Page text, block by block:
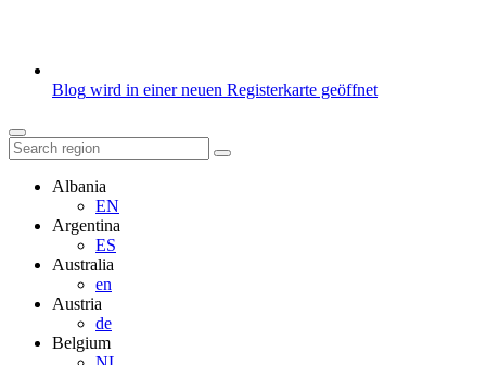
Blog wird in einer neuen Registerkarte geöffnet
Albania
EN
Argentina
ES
Australia
en
Austria
de
Belgium